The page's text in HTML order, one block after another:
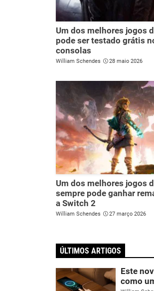
Um dos melhores jogos
pode ser testado grátis
consolas
William Schendes 28 maio 2026
Um dos melhores jogos
sempre pode ganhar
a Switch 2
William Schendes 27 março 2026
ÚLTIMOS ARTIGOS
Este
como